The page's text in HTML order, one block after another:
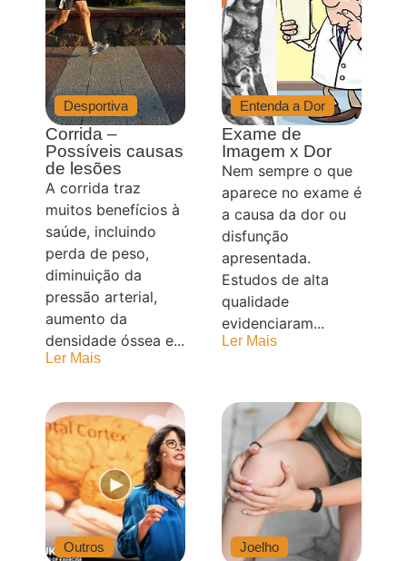
Desportiva
Corrida –
Possíveis causas
de lesões
A corrida traz
muitos benefícios à
saúde, incluindo
perda de peso,
diminuição da
pressão arterial,
aumento da
densidade óssea e...
Ler Mais
Entenda a Dor
Exame de
Imagem x Dor
Nem sempre o que
aparece no exame é
a causa da dor ou
disfunção
apresentada.
Estudos de alta
qualidade
evidenciaram...
Ler Mais
Outros Joelho